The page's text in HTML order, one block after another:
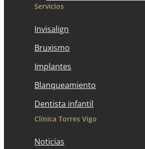
Servicios
Invisalign
Bruxismo
Implantes
Blanqueamiento
Dentista infantil
Clínica Torres Vigo
Noticias